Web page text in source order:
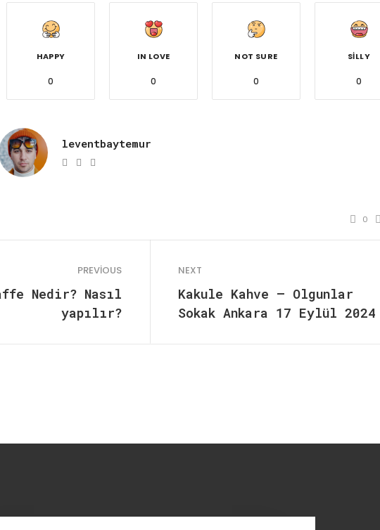
HAPPY
0
IN LOVE
0
NOT SURE
0
SILLY
0
leventbaytemur
e-
Website
0
PREVIOUS
Nedir? Nasıl
yapılır?
NEXT
Kakule Kahve – Olgunlar
Sokak Ankara 17 Eylül 2024